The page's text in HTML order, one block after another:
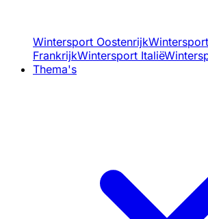
Wintersport OostenrijkWintersport
FrankrijkWintersport Italië
Thema's